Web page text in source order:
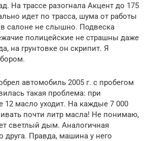
На трассе разогнала Акцент до 175
идет по трасса, шума от работы
в салоне не слышно. Подвеска
полицейские не страшны даже
на грунтовке он скрипит. Я
автомобиль 2005 г. с пробегом
такая проблема: при
масло уходит. На каждые 7 000
почти литр масла! Не понимаю,
светлый дым. Аналогичная
друга. Правда, машина у него